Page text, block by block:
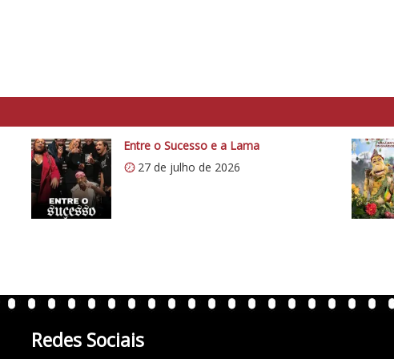
Entre o Sucesso e a Lama
27 de julho de 2026
Redes Sociais